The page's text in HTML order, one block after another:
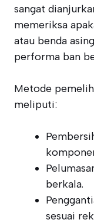
sangat
memeriksa
atau benda
performa ban
Metode
meliputi:
berkala.
sesuai